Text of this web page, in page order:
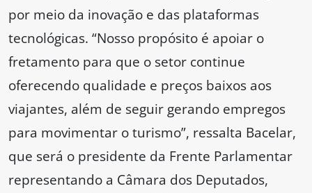
por meio da inovação e das plataformas
tecnológicas. “Nosso propósito é apoiar o
fretamento para que o setor continue
oferecendo qualidade e preços baixos aos
viajantes, além de seguir gerando empregos
para movimentar o turismo”, ressalta Bacelar,
que será o presidente da Frente Parlamentar
representando a Câmara dos Deputados,